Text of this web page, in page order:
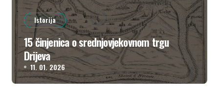
Istorija
15 činjenica o srednjovjekovnom trgu
Drijeva
11. 01. 2026